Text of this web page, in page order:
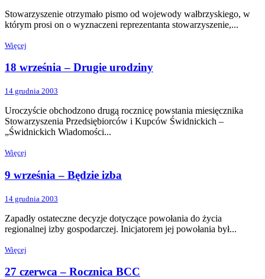
Stowarzyszenie otrzymało pismo od wojewody wałbrzyskiego, w
którym prosi on o wyznaczeni reprezentanta stowarzyszenie,...
Więcej
18 września – Drugie urodziny
14 grudnia 2003
Uroczyście obchodzono drugą rocznicę powstania miesięcznika
Stowarzyszenia Przedsiębiorców i Kupców Świdnickich –
„Świdnickich Wiadomości...
Więcej
9 września – Będzie izba
14 grudnia 2003
Zapadły ostateczne decyzje dotyczące powołania do życia
regionalnej izby gospodarczej. Inicjatorem jej powołania był...
Więcej
27 czerwca – Rocznica BCC